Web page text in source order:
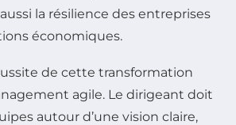
la résilience des entreprises
économiques.
de cette transformation
agile. Le dirigeant doit
autour d’une vision claire,